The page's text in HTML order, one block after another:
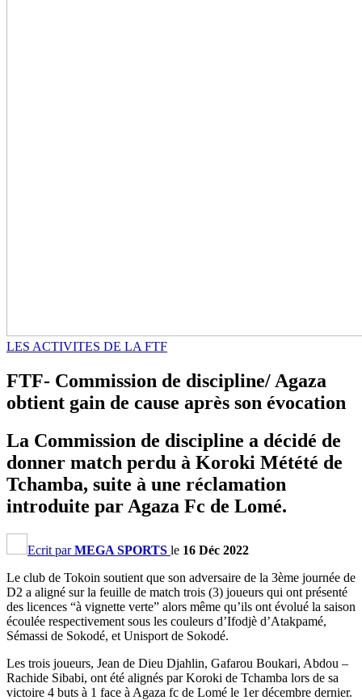
LES ACTIVITES DE LA FTF
FTF- Commission de discipline/ Agaza
obtient gain de cause après son évocation
La Commission de discipline a décidé de
donner match perdu à Koroki Métété de
Tchamba, suite à une réclamation
introduite par Agaza Fc de Lomé.
Ecrit parMEGA SPORTS le 16 Déc 2022
Le club de Tokoin soutient que son adversaire de la 3ème journée de
D2 a aligné sur la feuille de match trois (3) joueurs qui ont présenté
des licences “à vignette verte” alors même qu’ils ont évolué la saison
écoulée respectivement sous les couleurs d’Ifodjè d’Atakpamé,
Sémassi de Sokodé, et Unisport de Sokodé.
Les trois joueurs, Jean de Dieu Djahlin, Gafarou Boukari, Abdou –
Rachide Sibabi, ont été alignés par Koroki de Tchamba lors de sa
victoire 4 buts à 1 face à Agaza fc de Lomé le 1er décembre dernier.